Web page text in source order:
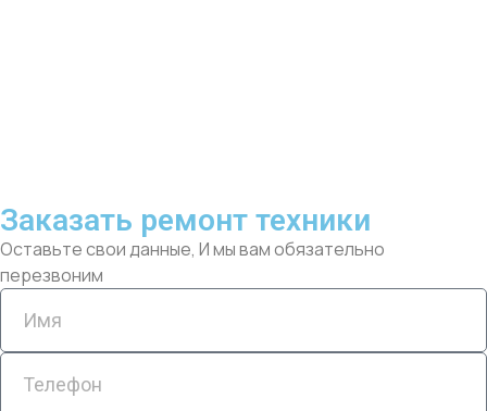
Заказать ремонт техники
Оставьте свои данные, И мы вам обязательно
перезвоним